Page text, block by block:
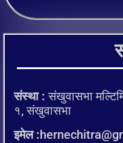
संस्था : संखुवासभा
१, संखुवासभा
इमेल :